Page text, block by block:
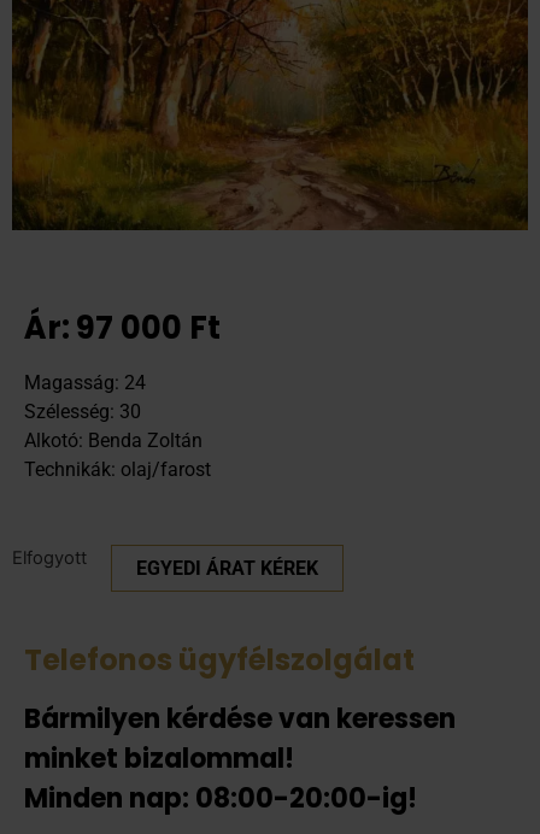
Ár:97 000 Ft
Magasság: 24
Szélesség: 30
Alkotó: Benda Zoltán
Technikák: olaj/farost
Elfogyott EGYEDI ÁRAT KÉREK
Telefonos ügyfélszolgálat
Bármilyen kérdése van keressen
minket bizalommal!
Minden nap: 08:00-20:00-ig!